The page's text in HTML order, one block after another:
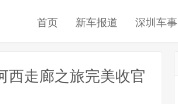
首页 新车报道 深圳车事
西走廊之旅完美收官